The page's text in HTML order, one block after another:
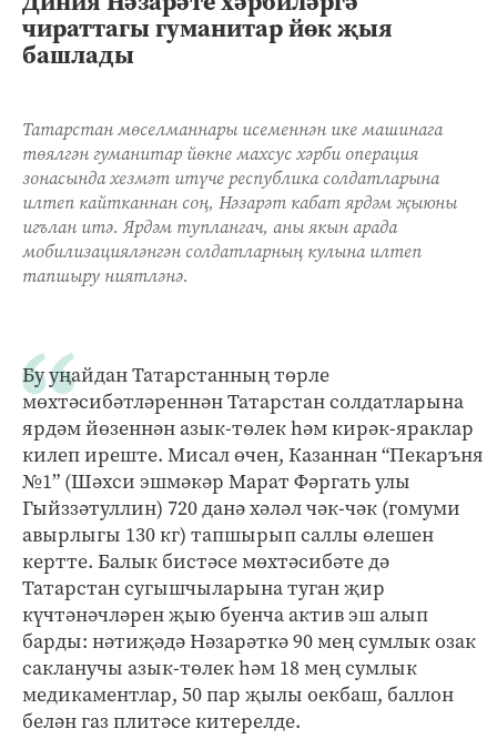
чираттагы гуманитар йөк җыя
башлады
Татарстан мөселманнары исеменнән ике машинага
төялгән гуманитар йөкне махсус хәрби операция
зонасында хезмәт итүче республика солдатларына
илтеп кайтканнан соң, Нәзарәт кабат ярдәм җыюны
игълан итә. Ярдәм туплангач, аны якын арада
мобилизацияләнгән солдатларның кулына илтеп
тапшыру ниятләнә.
Бу уңайдан Татарстанның төрле
мөхтәсибәтләреннән Татарстан солдатларына
ярдәм йөзеннән азык-төлек һәм кирәк-яраклар
килеп иреште. Мисал өчен, Казаннан “Пекаръня
№1” (Шәхси эшмәкәр Марат Фәргать улы
Гыйззәтуллин) 720 данә хәләл чәк-чәк (гомуми
авырлыгы 130 кг) тапшырып саллы өлешен
кертте. Балык бистәсе мөхтәсибәте дә
Татарстан сугышчыларына туган җир
күчтәнәчләрен җыю буенча актив эш алып
барды: нәтиҗәдә Нәзарәткә 90 мең сумлык озак
сакланучы азык-төлек һәм 18 мең сумлык
медикаментлар, 50 пар җылы оекбаш, баллон
белән газ плитәсе китерелде.